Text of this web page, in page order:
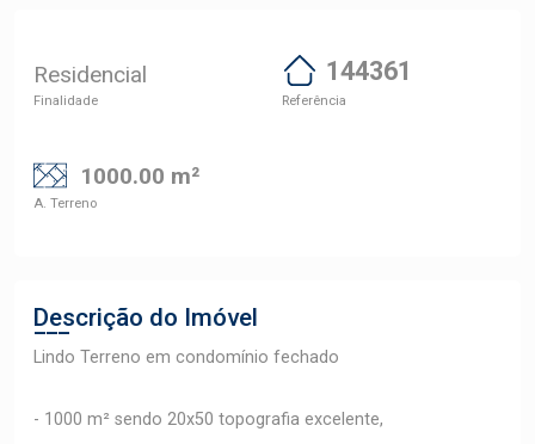
Residencial
Finalidade
144361
Referência
1000.00 m²
A. Terreno
Descrição do Imóvel
Lindo Terreno em condomínio fechado
- 1000 m² sendo 20x50 topografia excelente,